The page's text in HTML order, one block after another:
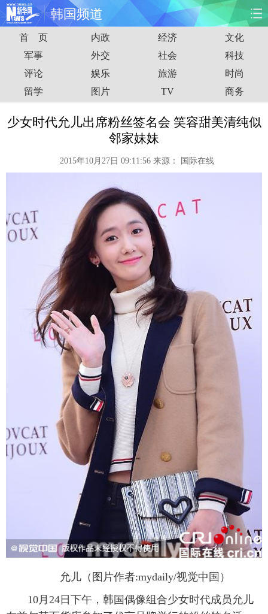
韩国频道
首页 时政 国际 财经
娱乐 体育 人事 教育
时尚 思客 地方 法治
台湾
能源 房产
视频
旅游 健康 信息化
公益 军事
富媒体 新华广播
新华电视中文 新华电视英文 返回PC
首 页 内政 经济
文化
军事
外交 社会
科技
评论
娱乐 旅游
时尚
留学
图片 TV 商务
少女时代允儿出席粉丝签名会 笑容甜美清纯似
邻家妹妹
2015年10月27日 09:11:56 来源： 国际在线
允儿（图片作者:mydaily/视觉中国）
10月24日下午，韩国偶像组合少女时代成员允儿